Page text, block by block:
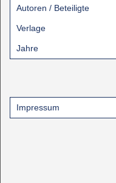
Autoren / Beteiligte
Verlage
Jahre
Impressum